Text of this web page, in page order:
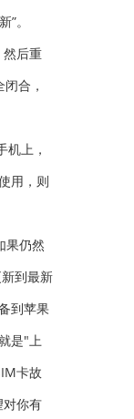
。
后重
合，
上，
用，则
仍然
到最新
到苹果
是"上
卡故
对你有